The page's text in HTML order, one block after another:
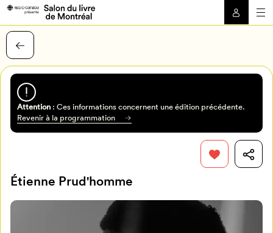
Attention: Ces informations concernent une édition précédente.
Revenir à la programmation
Étienne Prud'homme